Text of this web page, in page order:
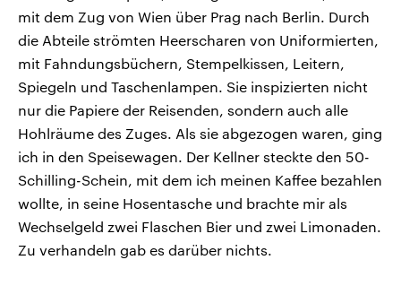
mit dem Zug von Wien über Prag nach Berlin. Durch
die Abteile strömten Heerscharen von Uniformierten,
mit Fahndungsbüchern, Stempelkissen, Leitern,
Spiegeln und Taschenlampen. Sie inspizierten nicht
nur die Papiere der Reisenden, sondern auch alle
Hohlräume des Zuges. Als sie abgezogen waren, ging
ich in den Speisewagen. Der Kellner steckte den 50-
Schilling-Schein, mit dem ich meinen Kaffee bezahlen
wollte, in seine Hosentasche und brachte mir als
Wechselgeld zwei Flaschen Bier und zwei Limonaden.
Zu verhandeln gab es darüber nichts.